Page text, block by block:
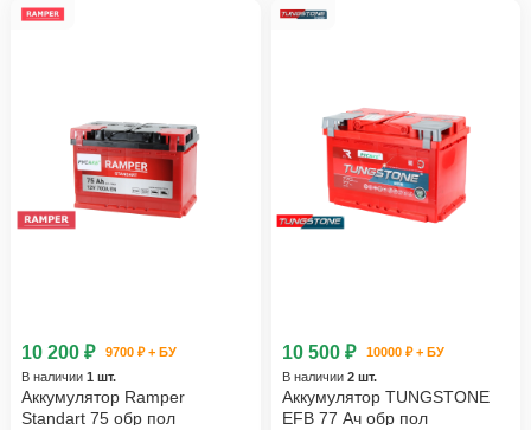
10 200 ₽
9700 ₽ + БУ
В наличии 1 шт.
Аккумулятор Ramper
Standart 75 обр пол
10 500 ₽
10000 ₽ + БУ
В наличии 2 шт.
Аккумулятор TUNGSTONE
EFB 77 Ач обр пол